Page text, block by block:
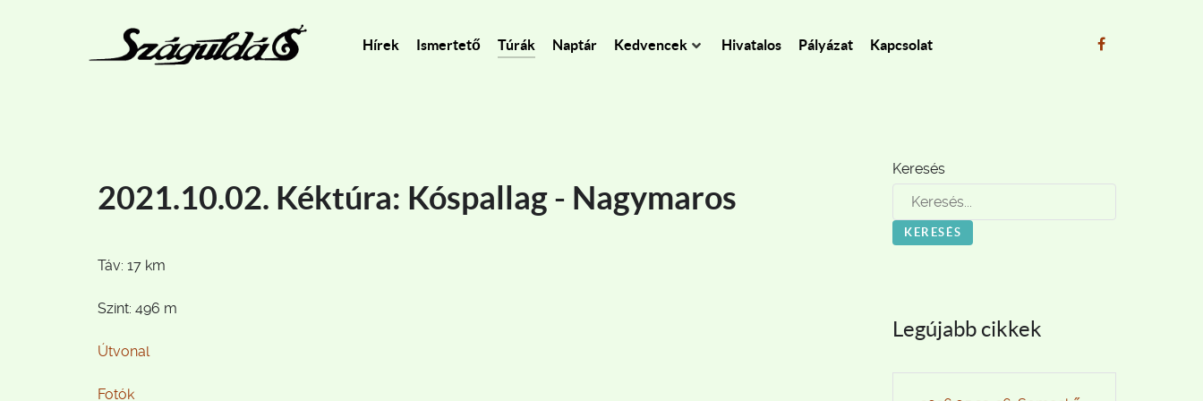
Hírek Ismertető Túrák Naptár Kedvencek Hivatalos Pályázat Kapcsolat
2021.10.02. Kéktúra: Kóspallag - Nagymaros
Táv: 17 km
Szint: 496 m
Útvonal
Fotók
Keresés
KERESÉS
Legújabb cikkek